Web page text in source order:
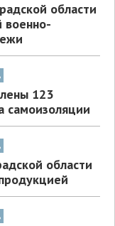
области
военно-
123
самоизоляции
области